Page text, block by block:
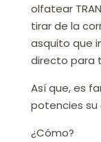
olfatear
tirar de la
asquito que
directo para
Así que, es
potencies su
¿Cómo?